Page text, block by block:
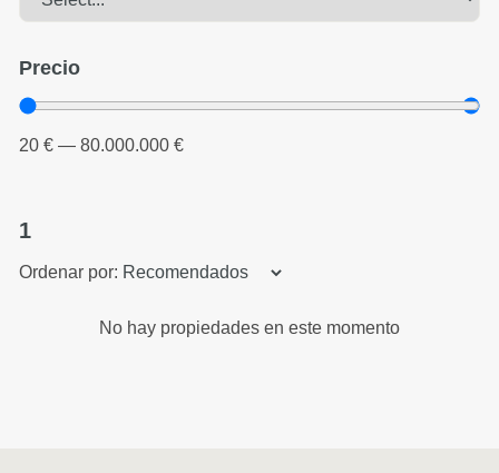
Precio
20 € — 80.000.000 €
1
Ordenar por:
No hay propiedades en este momento